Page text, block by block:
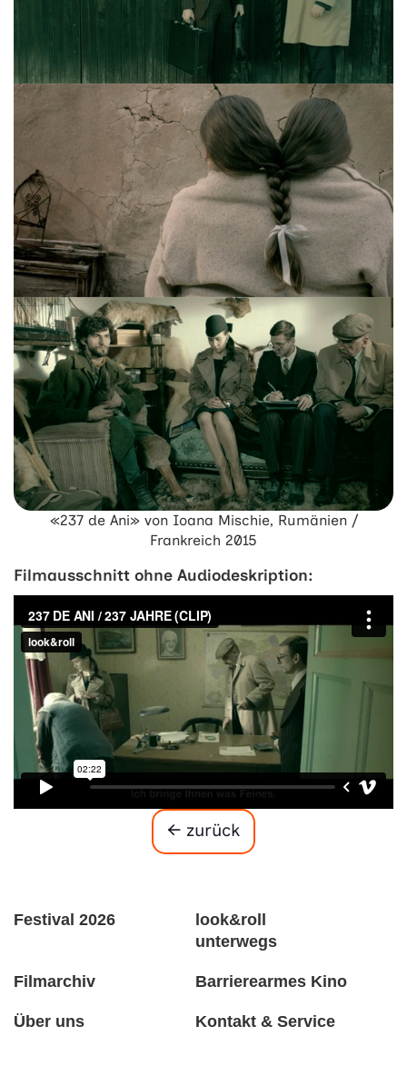
«237 de Ani» von Ioana Mischie, Rumänien /
Frankreich 2015
Filmausschnitt ohne Audiodeskription:
← zurück
Festival 2026
look&roll
unterwegs
Filmarchiv Barrierearmes Kino
Über uns Kontakt & Service